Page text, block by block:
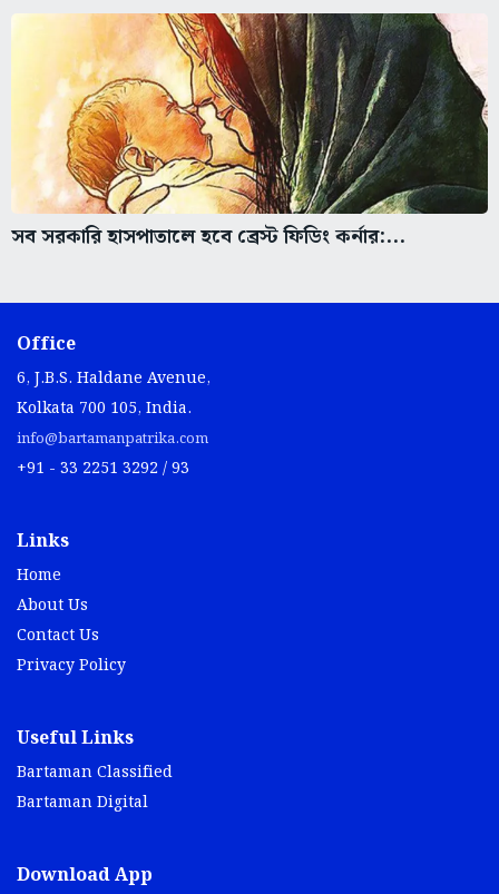
সব সরকারি হাসপাতালে হবে ব্রেস্ট ফিডিং কর্নার:...
Office
6, J.B.S. Haldane Avenue,
Kolkata 700 105, India.
info@bartamanpatrika.com
+91 - 33 2251 3292 / 93
Links
Home
About Us
Contact Us
Privacy Policy
Useful Links
Bartaman Classified
Bartaman Digital
Download App